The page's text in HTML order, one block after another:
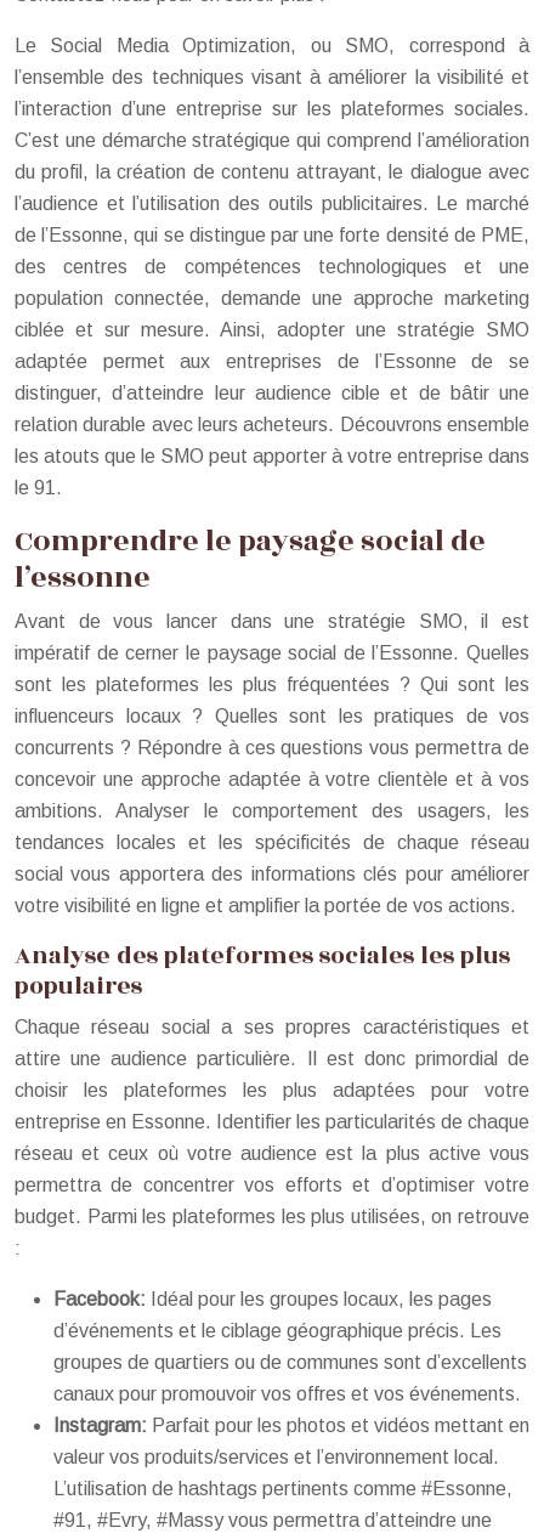
Le Social Media Optimization, ou SMO, correspond à
l’ensemble des techniques visant à améliorer la visibilité et
l’interaction d’une entreprise sur les plateformes sociales.
C’est une démarche stratégique qui comprend l’amélioration
du profil, la création de contenu attrayant, le dialogue avec
l’audience et l’utilisation des outils publicitaires. Le marché
de l’Essonne, qui se distingue par une forte densité de PME,
des centres de compétences technologiques et une
population connectée, demande une approche marketing
ciblée et sur mesure. Ainsi, adopter une stratégie SMO
adaptée permet aux entreprises de l’Essonne de se
distinguer, d’atteindre leur audience cible et de bâtir une
relation durable avec leurs acheteurs. Découvrons ensemble
les atouts que le SMO peut apporter à votre entreprise dans
le 91.
Comprendre le paysage social de
l’essonne
Avant de vous lancer dans une stratégie SMO, il est
impératif de cerner le paysage social de l’Essonne. Quelles
sont les plateformes les plus fréquentées ? Qui sont les
influenceurs locaux ? Quelles sont les pratiques de vos
concurrents ? Répondre à ces questions vous permettra de
concevoir une approche adaptée à votre clientèle et à vos
ambitions. Analyser le comportement des usagers, les
tendances locales et les spécificités de chaque réseau
social vous apportera des informations clés pour améliorer
votre visibilité en ligne et amplifier la portée de vos actions.
Analyse des plateformes sociales les plus
populaires
Chaque réseau social a ses propres caractéristiques et
attire une audience particulière. Il est donc primordial de
choisir les plateformes les plus adaptées pour votre
entreprise en Essonne. Identifier les particularités de chaque
réseau et ceux où votre audience est la plus active vous
permettra de concentrer vos efforts et d’optimiser votre
budget. Parmi les plateformes les plus utilisées, on retrouve
:
Facebook: Idéal pour les groupes locaux, les pages
d’événements et le ciblage géographique précis. Les
groupes de quartiers ou de communes sont d’excellents
canaux pour promouvoir vos offres et vos événements.
Instagram: Parfait pour les photos et vidéos mettant en
valeur vos produits/services et l’environnement local.
L’utilisation de hashtags pertinents comme #Essonne,
#91, #Evry, #Massy vous permettra d’atteindre une